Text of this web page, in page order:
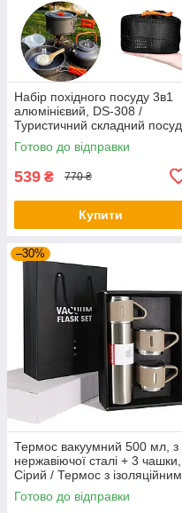
Набір похідного посуду 3в1
алюмінієвий, DS-308 /
Туристичний складний посуд
(чайник, каструля,
сковорідка)
Готово до відправки
539 ₴ 770 ₴
Купити
–30%
Термос вакуумний 500 мл, з
нержавіючої сталі + 3 чашки,
Сірий / Термос з ізоляційним
кухлем
Готово до відправки